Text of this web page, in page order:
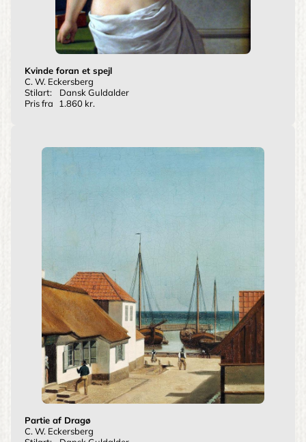
Kvinde foran et spejl
C. W. Eckersberg
Stilart:
Dansk Guldalder
Pris fra
1.860 kr.
Partie af Dragø
C. W. Eckersberg